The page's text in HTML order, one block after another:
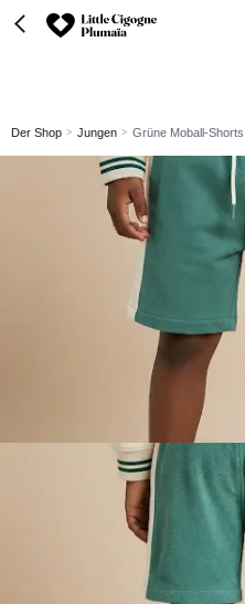
Der Shop Jungen Grüne Moball-Shorts